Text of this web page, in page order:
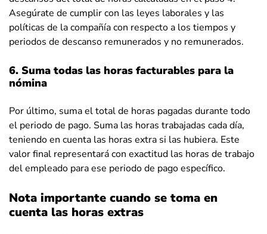
Asegúrate de cumplir con las leyes laborales y las
políticas de la compañía con respecto a los tiempos y
periodos de descanso remunerados y no remunerados.
6. Suma todas las horas facturables para la
nómina
Por último, suma el total de horas pagadas durante todo
el periodo de pago. Suma las horas trabajadas cada día,
teniendo en cuenta las horas extra si las hubiera. Este
valor final representará con exactitud las horas de trabajo
del empleado para ese periodo de pago específico.
Nota importante cuando se toma en
cuenta las horas extras